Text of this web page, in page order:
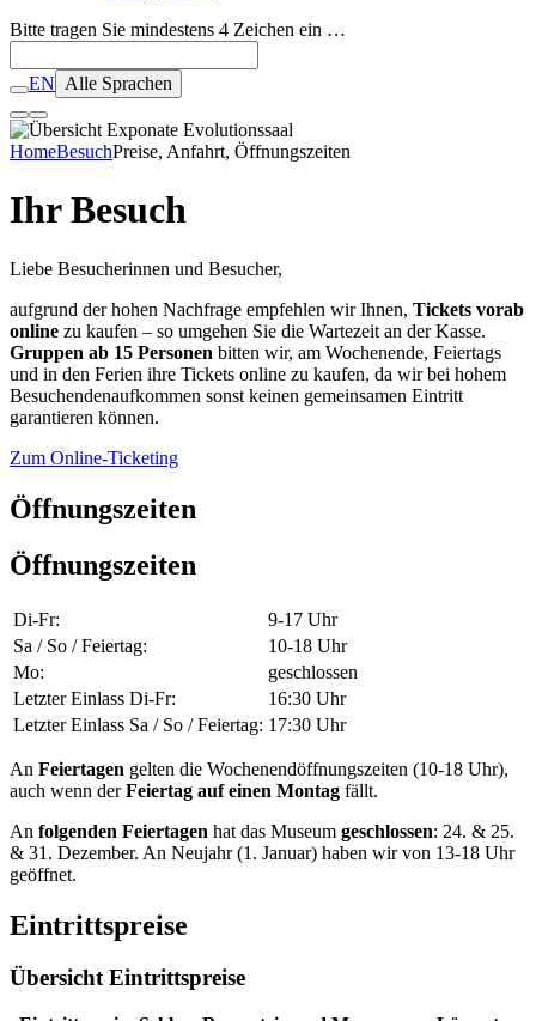
Bitte tragen Sie mindestens 4 Zeichen ein …
EN Alle Sprachen
HomeBesuchPreise, Anfahrt, Öffnungszeiten
Ihr Besuch
Liebe Besucherinnen und Besucher,
aufgrund der hohen Nachfrage empfehlen wir Ihnen, Tickets vorab
online zu kaufen – so umgehen Sie die Wartezeit an der Kasse.
Gruppen ab 15 Personen bitten wir, am Wochenende, Feiertags
und in den Ferien ihre Tickets online zu kaufen, da wir bei hohem
Besuchendenaufkommen sonst keinen gemeinsamen Eintritt
garantieren können.
Zum Online-Ticketing
Öffnungszeiten
Öffnungszeiten
Di-Fr:
9-17 Uhr
Sa / So / Feiertag:
10-18 Uhr
Mo:
geschlossen
Letzter Einlass Di-Fr:
16:30 Uhr
Letzter Einlass Sa / So / Feiertag: 17:30 Uhr
An Feiertagen gelten die Wochenendöffnungszeiten (10-18 Uhr),
auch wenn derFeiertag auf einen Montag fällt.
An folgenden Feiertagen hat das Museum geschlossen: 24. & 25.
& 31. Dezember. An Neujahr (1. Januar) haben wir von 13-18 Uhr
geöffnet.
Eintrittspreise
Übersicht Eintrittspreise